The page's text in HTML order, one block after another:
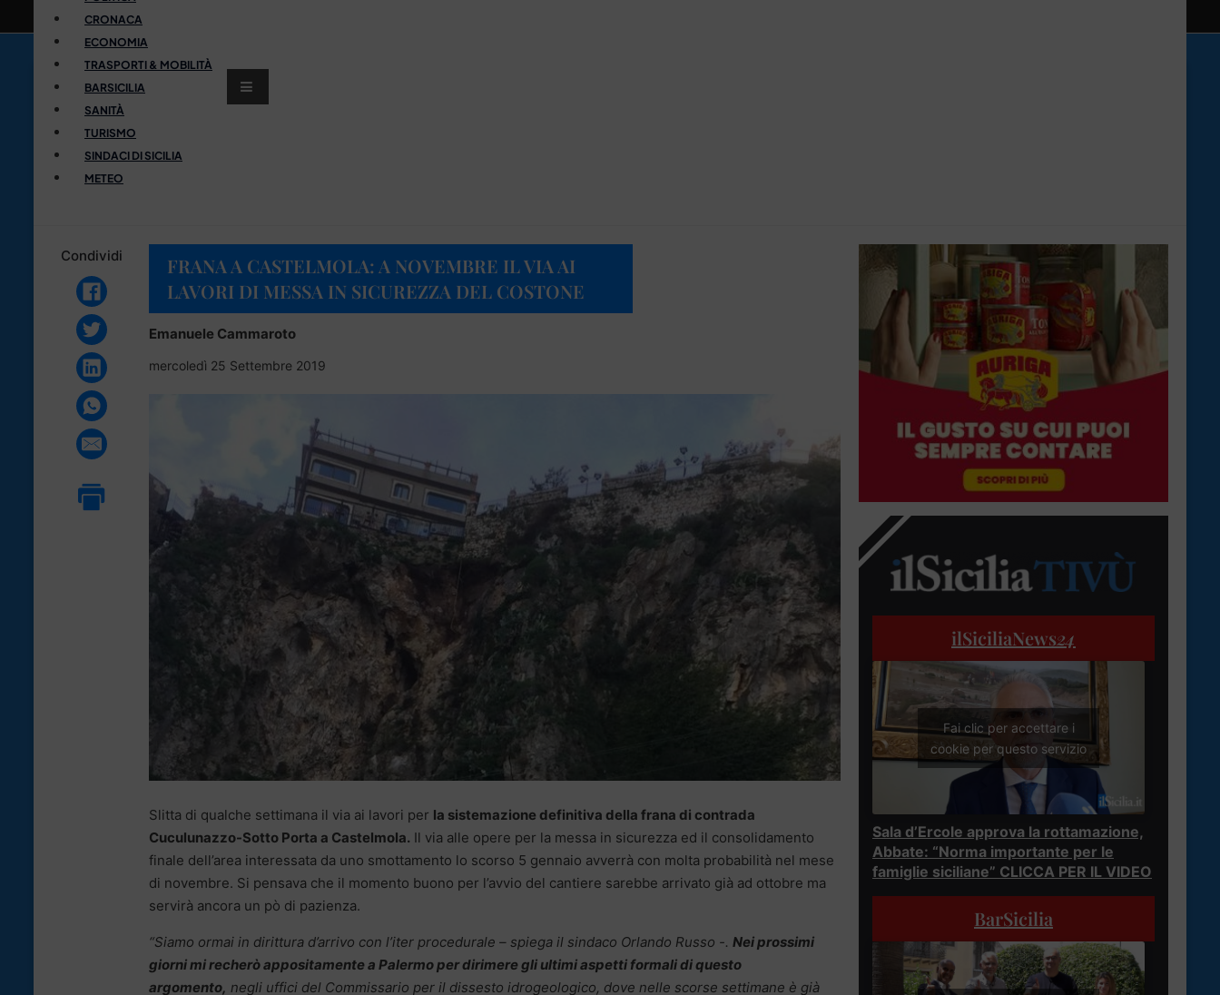
CRONACA
ECONOMIA
TRASPORTI & MOBILITÀ
BARSICILIA
SANITÀ
TURISMO
SINDACI DI SICILIA
METEO
Condividi
FRANA A CASTELMOLA: A NOVEMBRE IL VIA AI
LAVORI DI MESSA IN SICUREZZA DEL COSTONE
Emanuele Cammaroto
mercoledì 25 Settembre 2019
Slitta di qualche settimana il via ai lavori per la sistemazione definitiva della frana di contrada
Cuculunazzo-Sotto Porta a Castelmola. Il via alle opere per la messa in sicurezza ed il consolidamento
finale dell’area interessata da uno smottamento lo scorso 5 gennaio avverrà con molta probabilità nel mese
di novembre. Si pensava che il momento buono per l’avvio del cantiere sarebbe arrivato già ad ottobre ma
servirà ancora un pò di pazienza.
“Siamo ormai in dirittura d’arrivo con l’iter procedurale – spiega il sindaco Orlando Russo -. Nei prossimi
giorni mi recherò appositamente a Palermo per dirimere gli ultimi aspetti formali di questo
argomento, negli uffici del Commissario per il dissesto idrogeologico, dove nelle scorse settimane è già
ilSiciliaNews24
Fai clic per accettare i
cookie per questo servizio
Sala d’Ercole approva la rottamazione,
Abbate: “Norma importante per le
famiglie siciliane” CLICCA PER IL VIDEO
BarSicilia